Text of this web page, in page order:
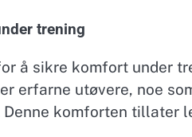
trening
å sikre komfort under
erfarne utøvere, noe
komforten tillater